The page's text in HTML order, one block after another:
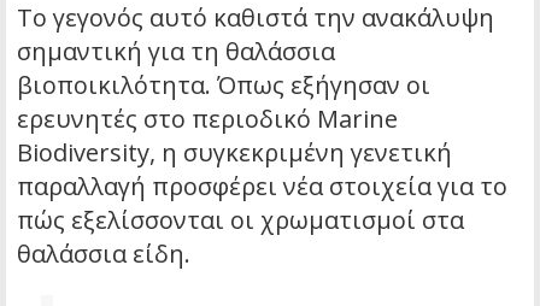
Το γεγονός αυτό καθιστά την ανακάλυψη
σημαντική για τη θαλάσσια
βιοποικιλότητα. Όπως εξήγησαν οι
ερευνητές στο περιοδικό Marine
Biodiversity, η συγκεκριμένη γενετική
παραλλαγή προσφέρει νέα στοιχεία για το
πώς εξελίσσονται οι χρωματισμοί στα
θαλάσσια είδη.